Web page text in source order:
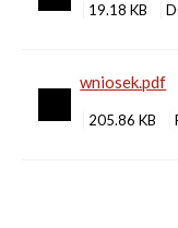
19.18 KB
wniosek.pdf
205.86 KB